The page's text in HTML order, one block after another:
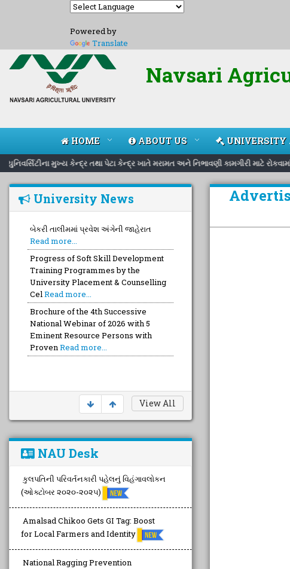
Powered by
Translate
Navsari
HOME ABOUT US UNIVERSITY
મુખ્ય કેન્દ્ર તથા પેટા કેન્દ્ર ખાતે મરામત અને નિભાવણી કામગીરી માટે
University News
બેકરી તાલીમમાં પ્રવેશ અંગેની જાહેરાત
Read more...
Progress of Soft Skill Development
Training Programmes by the
University Placement & Counselling
CelRead more...
Brochure of the 4th Successive
National Webinar of 2026 with 5
Eminent Resource Persons with
ProvenRead more...
View All
NAU Desk
કુલપતિની પરિવર્તનકારી પહેલનું વિહંગાવલોકન
(ઓક્ટોબર ૨૦૨૦-૨૦૨૫)
Amalsad Chikoo Gets GI Tag: Boost
for Local Farmers and Identity
National Ragging Prevention